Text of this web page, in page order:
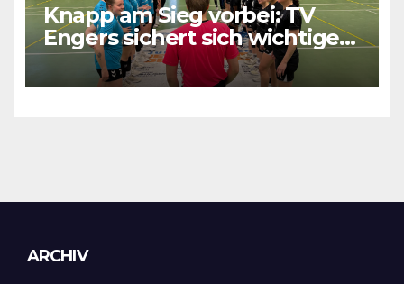
Knapp am Sieg vorbei: TV
Engers sichert sich wichtigen
Punkt
ARCHIV